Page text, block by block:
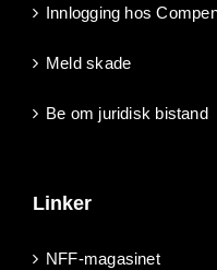
Innlogging hos
Meld skade
Be om juridisk bistand
Linker
NFF-magasinet